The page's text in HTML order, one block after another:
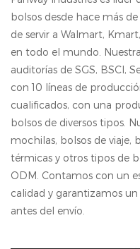
bolsos desde hace más
de servir a Walmart,
en todo el mundo.
auditorías de SGS, BSCl,
con 10 líneas de
cualificados, con una
bolsos de diversos tipos.
mochilas, bolsos de viaje,
térmicas y otros tipos de
ODM. Contamos con un
calidad y garantizamos
antes del envío.